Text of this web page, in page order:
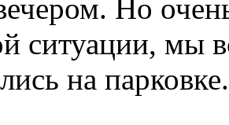
Но
ситуации, мы
на парковке.